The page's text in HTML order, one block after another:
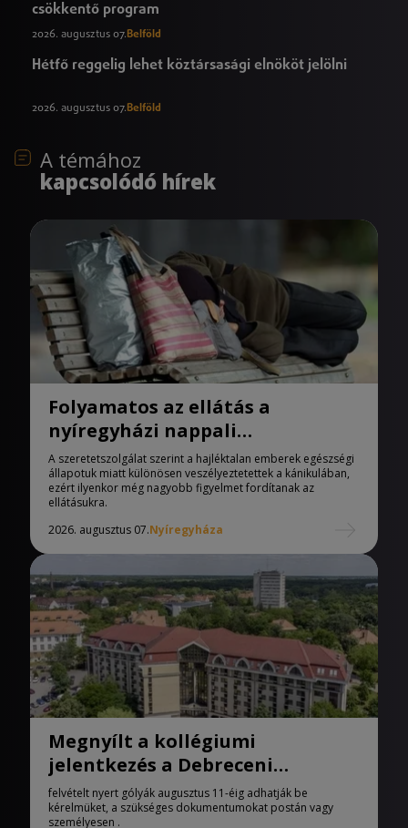
csökkentő program
2026. augusztus 07.Belföld
Hétfő reggelig lehet köztársasági elnököt jelölni
2026. augusztus 07.Belföld
A témához
kapcsolódó hírek
Folyamatos az ellátás a
nyíregyházi nappali
melegedőben
A szeretetszolgálat szerint a hajléktalan emberek egészségi
állapotuk miatt különösen veszélyeztetettek a kánikulában,
ezért ilyenkor még nagyobb figyelmet fordítanak az
ellátásukra.
2026. augusztus 07.Nyíregyháza
Megnyílt a kollégiumi
jelentkezés a Debreceni
Egyetemen
felvételt nyert gólyák augusztus 11-éig adhatják be
kérelmüket, a szükséges dokumentumokat postán vagy
személyesen .